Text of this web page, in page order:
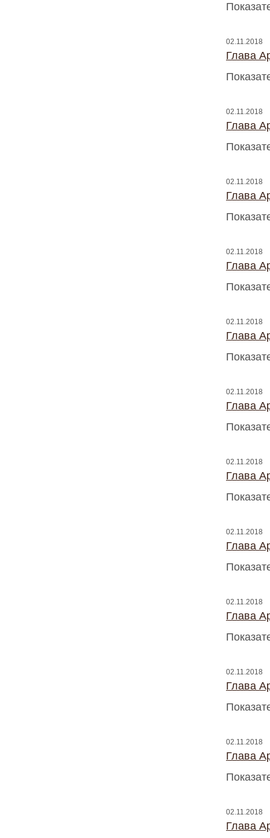
02.11.2018
Глава
02.11.2018
Глава
02.11.2018
Глава
02.11.2018
Глава
02.11.2018
Глава
02.11.2018
Глава
02.11.2018
Глава
02.11.2018
Глава
02.11.2018
Глава
02.11.2018
Глава
02.11.2018
Глава
02.11.2018
Глава